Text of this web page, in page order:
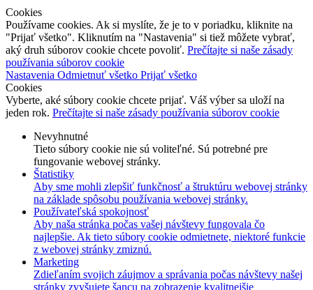
Cookies
Používame cookies. Ak si myslíte, že je to v poriadku, kliknite na
"Prijať všetko". Kliknutím na "Nastavenia" si tiež môžete vybrať,
aký druh súborov cookie chcete povoliť. Prečítajte si naše zásady
používania súborov cookie
Nastavenia Odmietnuť všetko Prijať všetko
Cookies
Vyberte, aké súbory cookie chcete prijať. Váš výber sa uloží na
jeden rok. Prečítajte si naše zásady používania súborov cookie
Nevyhnutné
Tieto súbory cookie nie sú voliteľné. Sú potrebné pre
fungovanie webovej stránky.
Štatistiky
Aby sme mohli zlepšiť funkčnosť a štruktúru webovej stránky
na základe spôsobu používania webovej stránky.
Používateľská spokojnosť
Aby naša stránka počas vašej návštevy fungovala čo
najlepšie. Ak tieto súbory cookie odmietnete, niektoré funkcie
z webovej stránky zmiznú.
Marketing
Zdieľaním svojich záujmov a správania počas návštevy našej
stránky zvyšujete šancu na zobrazenie kvalitnejšie